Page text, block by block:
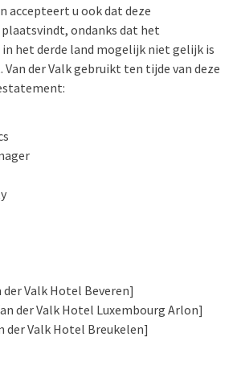
accepteert u ook dat deze
ondanks dat het
het derde land mogelijk niet gelijk is
Van der Valk gebruikt ten tijde van deze
der Valk Hotel Beveren]
der Valk Hotel Luxembourg Arlon]
der Valk Hotel Breukelen]